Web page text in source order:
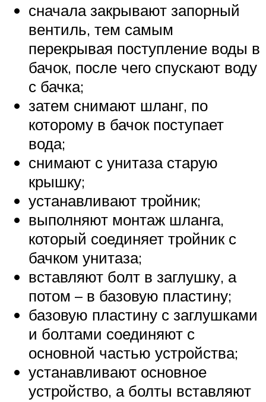
сначала закрывают запорный
вентиль, тем самым
перекрывая поступление воды в
бачок, после чего спускают воду
с бачка;
затем снимают шланг, по
которому в бачок поступает
вода;
снимают с унитаза старую
крышку;
устанавливают тройник;
выполняют монтаж шланга,
который соединяет тройник с
бачком унитаза;
вставляют болт в заглушку, а
потом – в базовую пластину;
базовую пластину с заглушками
и болтами соединяют с
основной частью устройства;
устанавливают основное
устройство, а болты вставляют